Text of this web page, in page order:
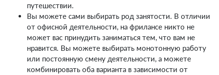
путешествии.
Вы можете сами выбирать род занятости. В отличии
от офисной деятельности, на фрилансе никто не
может вас принудить заниматься тем, что вам не
нравится. Вы можете выбирать монотонную работу
или постоянную смену деятельности, а можете
комбинировать оба варианта в зависимости от